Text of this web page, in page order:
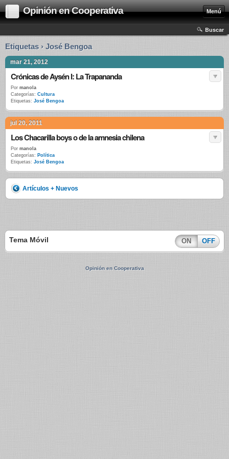
Opinión en Cooperativa Menú
Buscar
Etiquetas › José Bengoa
mar 21, 2012
Crónicas de Aysén I: La Trapananda
Por manola
Categorías: Cultura
Etiquetas: José Bengoa
jul 20, 2011
Los Chacarilla boys o de la amnesia chilena
Por manola
Categorías: Política
Etiquetas: José Bengoa
Artículos + Nuevos
Tema Móvil ON OFF
Opinión en Cooperativa